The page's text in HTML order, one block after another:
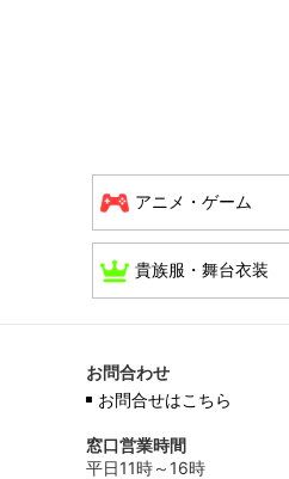
アニメ・ゲーム
貴族服・舞台衣装
お問合わせ
お問合せはこちら
窓口営業時間
平日11時～16時